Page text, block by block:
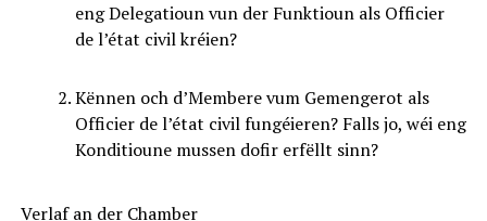
eng Delegatioun vun der Funktioun als Officier
de l’état civil kréien?
Kënnen och d’Membere vum Gemengerot als
Officier de l’état civil fungéieren? Falls jo, wéi eng
Konditioune mussen dofir erfëllt sinn?
Verlaf an der Chamber